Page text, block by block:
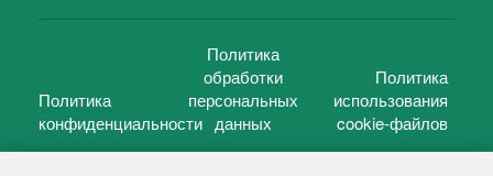
Политика
конфиденциальности
Политика
обработки
персональных
данных
Политика
использования
cookie-файлов